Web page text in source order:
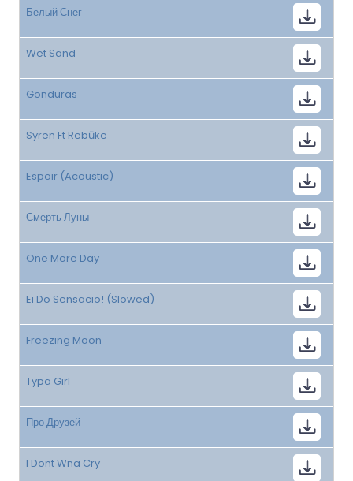
Белый Снег
Wet Sand
Gonduras
Syren Ft Rebūke
Espoir (Acoustic)
Смерть Луны
One More Day
Ei Do Sensacio! (Slowed)
Freezing Moon
Typa Girl
Про Друзей
I Dont Wna Cry